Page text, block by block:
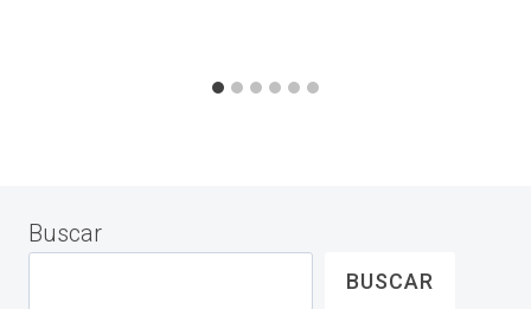
Buscar
BUSCAR